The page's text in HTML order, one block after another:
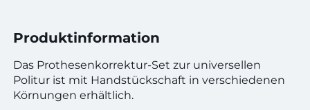
Produktinformation
Das Prothesenkorrektur-Set zur universellen
Politur ist mit Handstückschaft in verschiedenen
Körnungen erhältlich.